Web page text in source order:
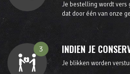
Je bestelling wordt vers
dat door één van onze
3 INDIEN JE
Je blikken worden